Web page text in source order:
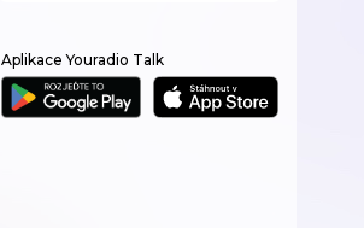
Aplikace Youradio Talk